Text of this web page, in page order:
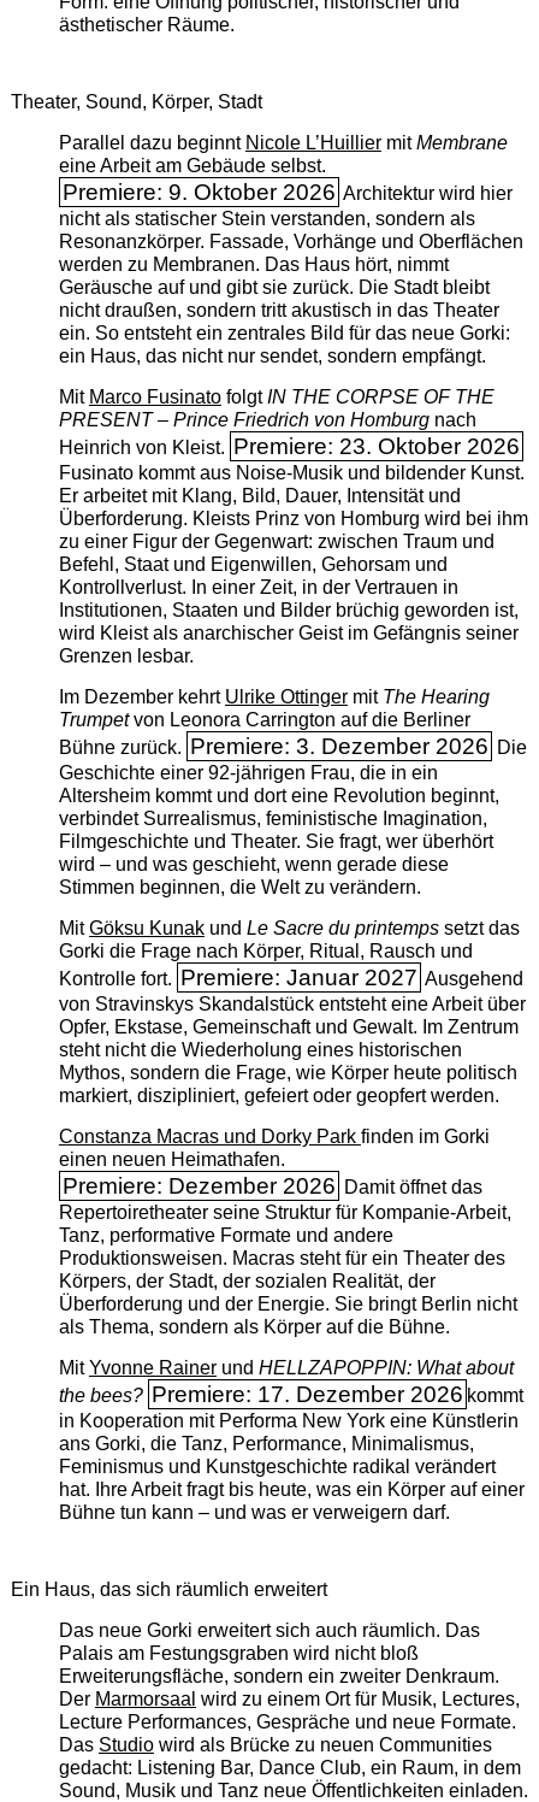
ästhetischer Räume.
Theater, Sound, Körper, Stadt
Parallel dazu beginnt Nicole L’Huilliermit ­Membrane
eine Arbeit am Gebäude selbst.
Premiere: 9. Oktober 2026 Architektur wird hier
nicht als statischer Stein verstanden, sondern als
Resonanzkörper. Fassade, Vorhänge und Oberflächen
werden zu Membranen. Das Haus hört, nimmt
Geräusche auf und gibt sie zurück. Die Stadt bleibt
nicht draußen, sondern tritt akustisch in das Theater
ein. So entsteht ein zentrales Bild für das neue Gorki:
ein Haus, das nicht nur sendet, sondern empfängt.
Mit Marco FusinatofolgtIN THE CORPSE OF THE
PRESENT – Prince Friedrich von Homburgnach
Heinrich von Kleist. Premiere: 23. Oktober 2026
Fusinato kommt aus Noise-Musik und bildender Kunst.
Er arbeitet mit Klang, Bild, Dauer, Intensität und
Überforderung. Kleists Prinz von Homburg wird bei ihm
zu einer Figur der Gegenwart: zwischen Traum und
Befehl, Staat und Eigenwillen, Gehorsam und
Kontrollverlust. In einer Zeit, in der Vertrauen in
Institutionen, Staaten und Bilder brüchig geworden ist,
wird Kleist als anarchischer Geist im Gefängnis seiner
Grenzen lesbar.
Im Dezember kehrt Ulrike Ottingermit The ­Hearing
Trumpetvon Leonora Carrington auf die Berliner
Bühne zurück. Premiere: 3. Dezember 2026 Die
Geschichte einer 92-jährigen Frau, die in ein
Altersheim kommt und dort eine Revolution beginnt,
verbindet Surrealismus, feministische Imagination,
Filmgeschichte und Theater. Sie fragt, wer überhört
wird – und was geschieht, wenn gerade diese
Stimmen beginnen, die Welt zu verändern.
MitGöksu Kunakund Le Sacre du printempssetzt das
Gorki die Frage nach Körper, Ritual, Rausch und
Kontrolle fort. Premiere: Januar 2027 Ausgehend
von Stravinskys Skandalstück entsteht eine Arbeit über
Opfer, Ekstase, Gemeinschaft und Gewalt. Im Zentrum
steht nicht die Wiederholung eines historischen
Mythos, sondern die Frage, wie Körper heute politisch
markiert, diszipliniert, gefeiert oder geopfert werden.
Constanza Macras und Dorky Park finden im Gorki
einen neuen Heimathafen.
Premiere: Dezember 2026 Damit öffnet das
Repertoiretheater seine Struktur für Kompanie-Arbeit,
Tanz, performative Formate und andere
Produktionsweisen. Macras steht für ein Theater des
Körpers, der Stadt, der sozialen Realität, der
Überforderung und der Energie. Sie bringt Berlin nicht
als Thema, sondern als Körper auf die Bühne.
MitYvonne Rainerund HELLZAPOPPIN: What about
the bees? Premiere: 17. Dezember 2026 kommt
in Kooperation mit Performa New York eine Künstlerin
ans Gorki, die Tanz, Performance, Minimalismus,
Feminismus und Kunstgeschichte radikal verändert
hat. Ihre Arbeit fragt bis heute, was ein Körper auf einer
Bühne tun kann – und was er verweigern darf.
Ein Haus, das sich räumlich erweitert
Das neue Gorki erweitert sich auch räumlich. Das
Palais am Festungsgraben wird nicht bloß
Erweiterungsfläche, sondern ein zweiter Denkraum.
Der Marmorsaal wird zu einem Ort für Musik, Lectures,
Lecture Performances, Gespräche und neue Formate.
Das Studiowird als Brücke zu neuen Communities
gedacht: Listening Bar, Dance Club, ein Raum, in dem
Sound, Musik und Tanz neue Öffentlichkeiten einladen.